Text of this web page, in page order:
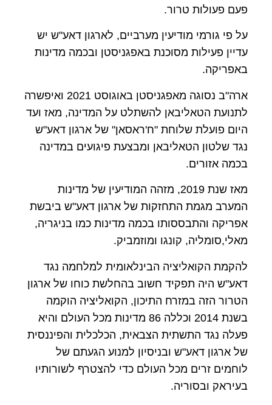
פעם פעולות טרור.
על פי גורמי מודיעין מערביים, לארגון דאע"ש יש
עדיין פעילות מסוכנת באפגניסטן ובכמה מדינות
באפריקה.
ארה"ב נסוגה מאפגניסטן באוגוסט 2021 ואיפשרה
לתנועת הטאליבאן להשתלט על המדינה, מאז ועד
היום פועלת שלוחת "ח'ראסאן" של ארגון דאע"ש
נגד שלטון הטאליבאן ומבצעת פיגועים במדינה
בכמה אזורים.
מאז שנת 2019, מזהה המודיעין של מדינות
המערב מגמת התחזקות של ארגון דאע"ש ביבשת
אפריקה והתבססותו בכמה מדינות כמו בניגריה,
מאלי,סומליה, קונגו ומוזמביק.
להקמת הקואליציה הבינלאומית למלחמה נגד
דאע"ש היה תפקיד חשוב בהחלשת כוחו של ארגון
הטרור הזה במזרח התיכון, הקואליציה הוקמה
בשנת 2014 וכללה 86 מדינות מכל העולם והיא
פעלה נגד התשתית הצבאית, הכלכלית והפיננסית
של ארגון דאע"ש ובניסיון למנוע הגעתם של
לוחמים זרים מכל העולם כדי להצטרף לשורותיו
בעיראק ובסוריה.